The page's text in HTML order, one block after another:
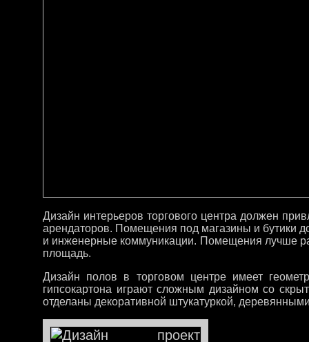
Дизайн интерьеров торгового центра должен
арендаторов. Помещения под магазины и бутики
и инженерные коммуникации. Помещения лучше
площадь.
Дизайн полов в торговом центре имеет
гипсокартона играют сложным дизайном со
отделаны декоративной штукатуркой,